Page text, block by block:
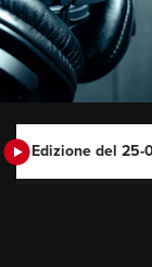
Edizione del